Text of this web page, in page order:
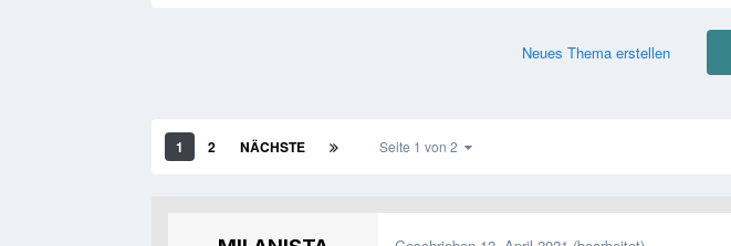
Neues Thema erstellen
1 2 NÄCHSTE Seite 1 von 2